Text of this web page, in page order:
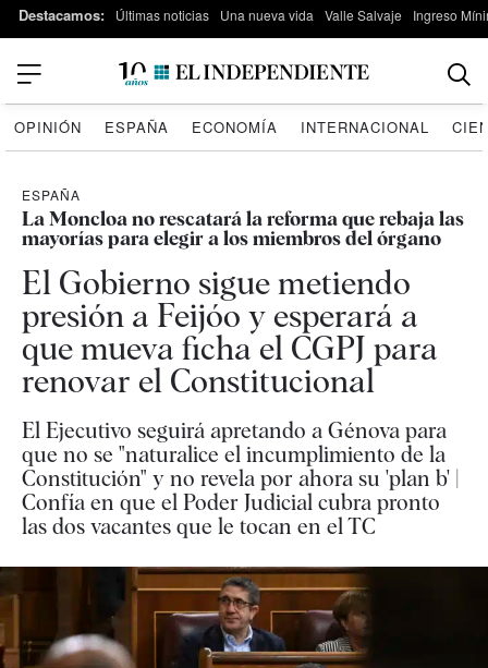
Destacamos: Últimas noticias Una nueva vida Valle Salvaje Ingreso
OPINIÓN ESPAÑA ECONOMÍA INTERNACIONAL
ESPAÑA
La Moncloa no rescatará la reforma que rebaja las
mayorías para elegir a los miembros del órgano
El Gobierno sigue metiendo
presión a Feijóo y esperará a
que mueva ficha el CGPJ para
renovar el Constitucional
El Ejecutivo seguirá apretando a Génova para
que no se "naturalice el incumplimiento de la
Constitución" y no revela por ahora su 'plan b' |
Confía en que el Poder Judicial cubra pronto
las dos vacantes que le tocan en el TC